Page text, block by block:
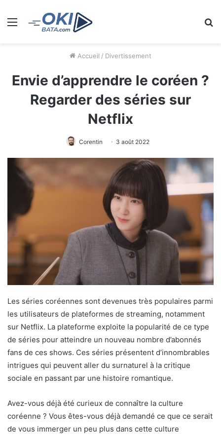
Menu
Accueil / Divertissement
Envie d’apprendre le coréen ?
Regarder des séries sur
Netflix
Corentin 3 août 2022
Les séries coréennes sont devenues très populaires parmi
les utilisateurs de plateformes de streaming, notamment
sur Netflix. La plateforme exploite la popularité de ce type
de séries pour atteindre un nouveau nombre d’abonnés
fans de ces shows. Ces séries présentent d’innombrables
intrigues qui peuvent aller du surnaturel à la critique
sociale en passant par une histoire romantique.
Avez-vous déjà été curieux de connaître la culture
coréenne ? Vous êtes-vous déjà demandé ce que ce serait
de vous immerger un peu plus dans cette culture